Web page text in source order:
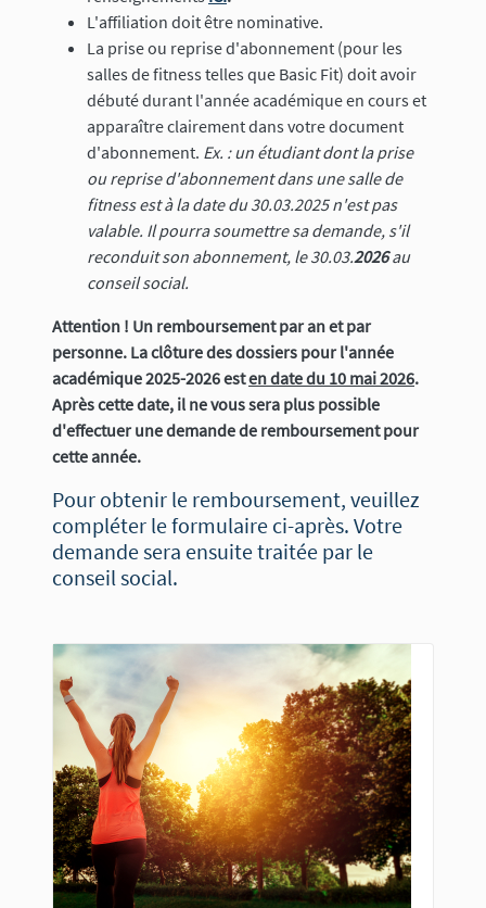
L'affiliation doit être nominative.
La prise ou reprise d'abonnement (pour les
salles de fitness telles que Basic Fit) doit avoir
débuté durant l'année académique en cours et
apparaître clairement dans votre document
d'abonnement. Ex. : un étudiant dont la prise
ou reprise d'abonnement dans une salle de
fitness est à la date du 30.03.2025 n'est pas
valable. Il pourra soumettre sa demande, s'il
reconduit son abonnement, le 30.03.2026au
conseil social.
Attention ! Un remboursement par an et par
personne. La clôture des dossiers pour l'année
académique 2025-2026 esten date du 10 mai 2026.
Après cette date, il ne vous sera plus possible
d'effectuer une demande de remboursement pour
cette année.
Pour obtenir le remboursement, veuillez
compléter le formulaire ci-après. Votre
demande sera ensuite traitée par le
conseil social.